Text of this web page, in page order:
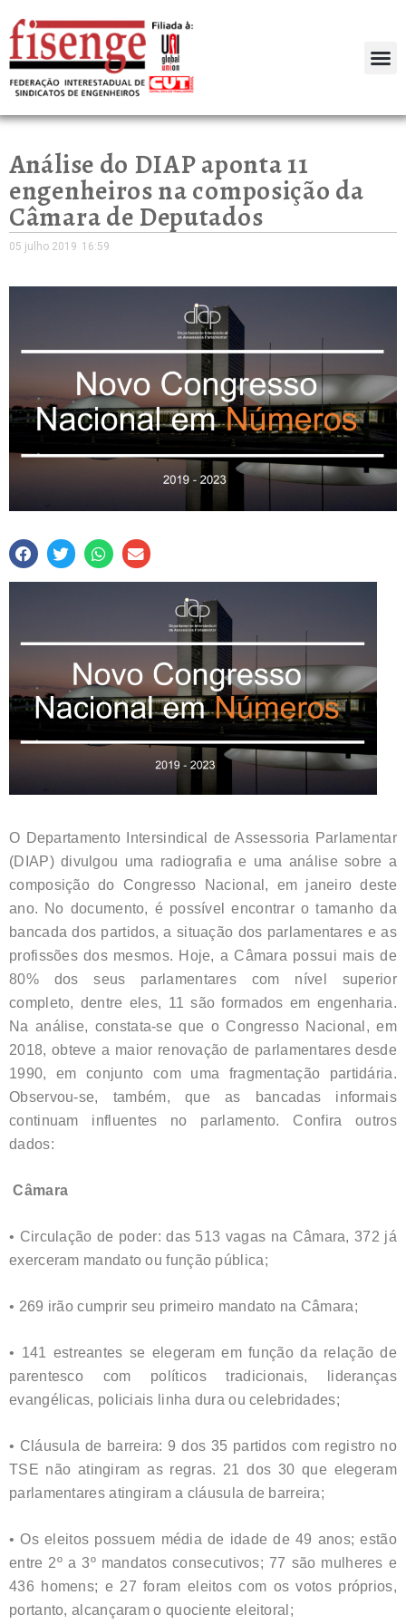
Análise do DIAP aponta 11
engenheiros na composição da
Câmara de Deputados
05 julho 2019 16:59
O Departamento Intersindical de Assessoria Parlamentar
(DIAP) divulgou uma radiografia e uma análise sobre a
composição do Congresso Nacional, em janeiro deste
ano. No documento, é possível encontrar o tamanho da
bancada dos partidos, a situação dos parlamentares e as
profissões dos mesmos. Hoje, a Câmara possui mais de
80% dos seus parlamentares com nível superior
completo, dentre eles, 11 são formados em engenharia.
Na análise, constata-se que o Congresso Nacional, em
2018, obteve a maior renovação de parlamentares desde
1990, em conjunto com uma fragmentação partidária.
Observou-se, também, que as bancadas informais
continuam influentes no parlamento. Confira outros
dados:
Câmara
• Circulação de poder: das 513 vagas na Câmara, 372 já
exerceram mandato ou função pública;
• 269 irão cumprir seu primeiro mandato na Câmara;
• 141 estreantes se elegeram em função da relação de
parentesco com políticos tradicionais, lideranças
evangélicas, policiais linha dura ou celebridades;
• Cláusula de barreira: 9 dos 35 partidos com registro no
TSE não atingiram as regras. 21 dos 30 que elegeram
parlamentares atingiram a cláusula de barreira;
• Os eleitos possuem média de idade de 49 anos; estão
entre 2º a 3º mandatos consecutivos; 77 são mulheres e
436 homens; e 27 foram eleitos com os votos próprios,
portanto, alcançaram o quociente eleitoral;